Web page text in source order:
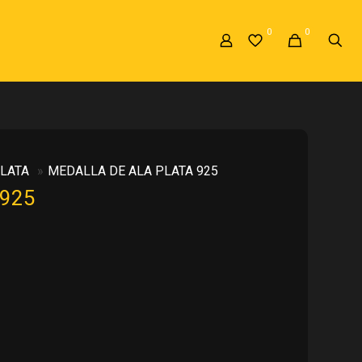
0 0
» MEDALLA DE ALA PLATA 925